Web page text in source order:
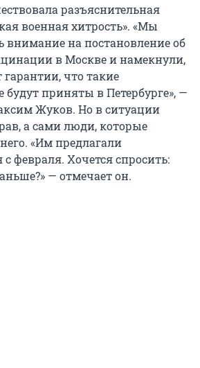
разъяснительная
военная хитрость». «Мы
внимание на постановление об
в Москве и намекнули,
гарантии, что такие
будут приняты в Петербурге», —
Жуков. Но в ситуации
а сами люди, которые
«Им предлагали
февраля. Хочется спросить:
— отмечает он.